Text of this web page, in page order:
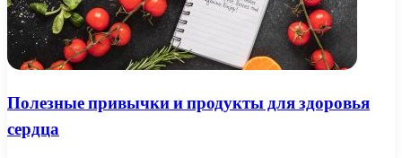
Полезные привычки и продукты для здоровья
сердца